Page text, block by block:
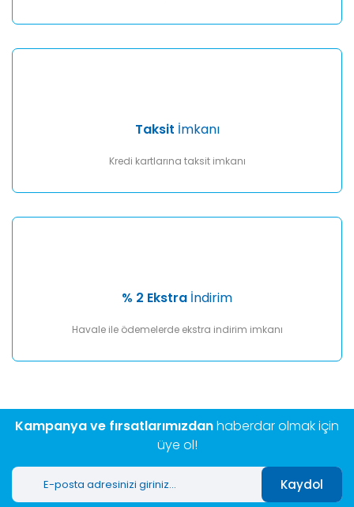
Taksit İmkanı
Kredi kartlarına taksit imkanı
% 2 Ekstra İndirim
Havale ile ödemelerde ekstra indirim imkanı
Kampanya ve fırsatlarımızdanhaberdar olmak için
üye ol!
Kaydol